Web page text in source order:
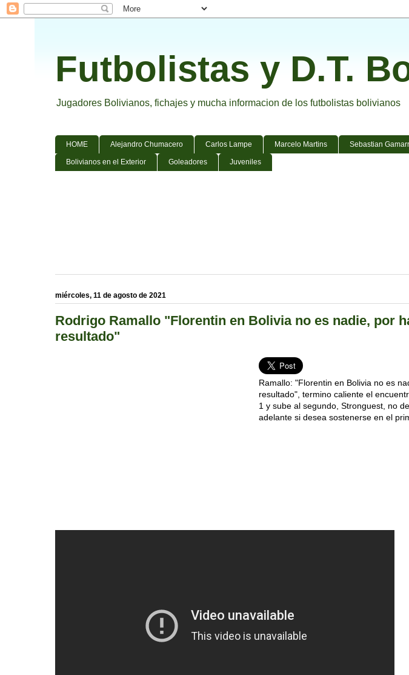
Futbolistas y D.T.
Jugadores Bolivianos, fichajes y mucha informacion de los futbolistas bolivianos
HOME Alejandro Chumacero Carlos Lampe Marcelo Martins Sebastian
Bolivianos en el Exterior Goleadores Juveniles
miércoles, 11 de agosto de 2021
Rodrigo Ramallo "Florentin en Bolivia no es nadie, por
resultado"
Ramallo: "Florentin en Bolivia no es
resultado", termino caliente el
1 y sube al segundo, Stronguest, no
adelante si desea sostenerse en el